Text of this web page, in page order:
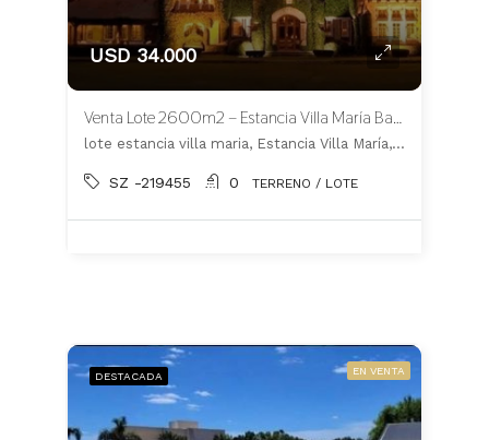
USD 34.000
Venta Lote 2600m2 – Estancia Villa María Barrio Los Silos – CANNING
lote estancia villa maria, Estancia Villa María, Ezeiza
SZ -219455 0 TERRENO / LOTE
DESTACADA EN VENTA